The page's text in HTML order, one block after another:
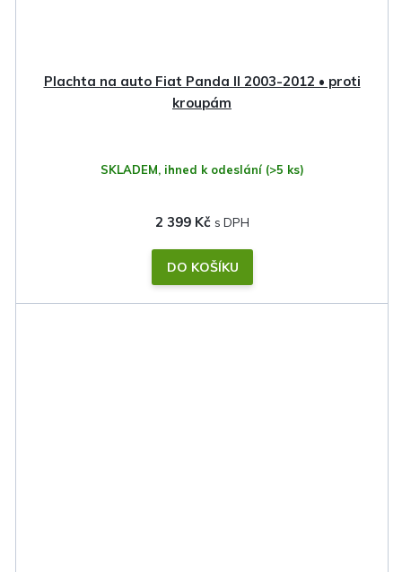
Plachta na auto Fiat Panda II 2003-2012 • proti
kroupám
SKLADEM, ihned k odeslání (>5 ks)
2 399 Kč
DO KOŠÍKU